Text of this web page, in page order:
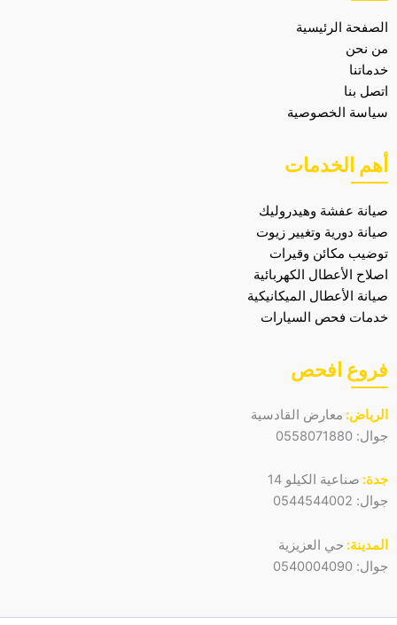
الصفحة الرئيسية
من نحن
خدماتنا
اتصل بنا
سياسة الخصوصية
أهم الخدمات
صيانة عفشة وهيدروليك
صيانة دورية وتغيير زيوت
توضيب مكائن وقيرات
اصلاح الأعطال الكهربائية
صيانة الأعطال الميكانيكية
خدمات فحص السيارات
فروع افحص
الرياض: معارض القادسية
جوال: 0558071880
جدة: صناعية الكيلو 14
جوال: 0544544002
المدينة: حي العزيزية
جوال: 0540004090